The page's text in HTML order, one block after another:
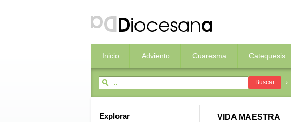
Inicio Adviento Cuaresma Catequesis
Explorar VIDA MAESTRA